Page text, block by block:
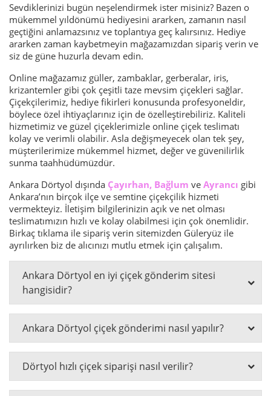
Sevdiklerinizi bugün neşelendirmek ister misiniz? Bazen o
mükemmel yıldönümü hediyesini ararken, zamanın nasıl
geçtiğini anlamazsınız ve toplantıya geç kalırsınız. Hediye
ararken zaman kaybetmeyin mağazamızdan sipariş verin ve
siz de güne huzurla devam edin.
Online mağazamız güller, zambaklar, gerberalar, iris,
krizantemler gibi çok çeşitli taze mevsim çiçekleri sağlar.
Çiçekçilerimiz, hediye fikirleri konusunda profesyoneldir,
böylece özel ihtiyaçlarınız için de özelleştirebiliriz. Kaliteli
hizmetimiz ve güzel çiçeklerimizle online çiçek teslimatı
kolay ve verimli olabilir. Asla değişmeyecek olan tek şey,
müşterilerimize mükemmel hizmet, değer ve güvenilirlik
sunma taahhüdümüzdür.
Ankara Dörtyol dışında Çayırhan, Bağlum ve Ayrancı gibi
Ankara’nın birçok ilçe ve semtine çiçekçilik hizmeti
vermekteyiz. İletişim bilgilerinizin açık ve net olması
teslimatımızın hızlı ve kolay olabilmesi için çok önemlidir.
Birkaç tıklama ile sipariş verin sitemizden Güleryüz ile
ayrılırken biz de alıcınızı mutlu etmek için çalışalım.
Ankara Dörtyol en iyi çiçek gönderim sitesi
hangisidir?
Ankara Dörtyol çiçek gönderimi nasıl yapılır?
Dörtyol hızlı çiçek siparişi nasıl verilir?